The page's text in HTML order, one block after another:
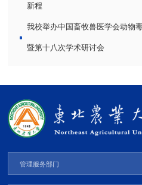
新程
我校举办中国畜牧兽医学会动物
暨第十八次学术研讨会
管理服务部门